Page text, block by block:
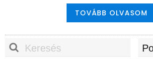
Miért érdemes
telefontartót választani?
Gyors és egyszerű felszerelés:
TOVÁBB OLVASOM